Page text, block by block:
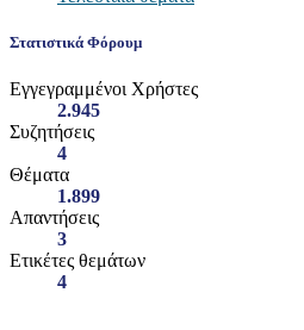
Στατιστικά Φόρουμ
Εγγεγραμμένοι Χρήστες
2.945
Συζητήσεις
4
Θέματα
1.899
Απαντήσεις
3
Ετικέτες θεμάτων
4